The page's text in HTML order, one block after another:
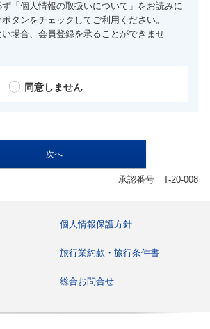
「個人情報の取扱いについて」をお読みに
タンをチェックしてご利用ください。
い場合、会員登録を承ることができませ
同意しません
承認番号 T-20-008
個人情報保護方針
旅行業約款・旅行条件書
総合お問合せ